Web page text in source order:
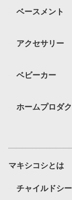
ベースメント
アクセサリー
ベビーカー
ホームプロダ
マキシコシとは
チャイルドシ